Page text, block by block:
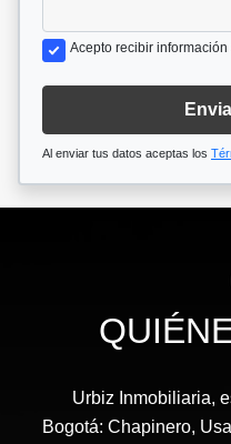
Acepto recibir
Al enviar tus datos aceptas los
Urbiz Inmobiliaria,
Bogotá: Chapinero,